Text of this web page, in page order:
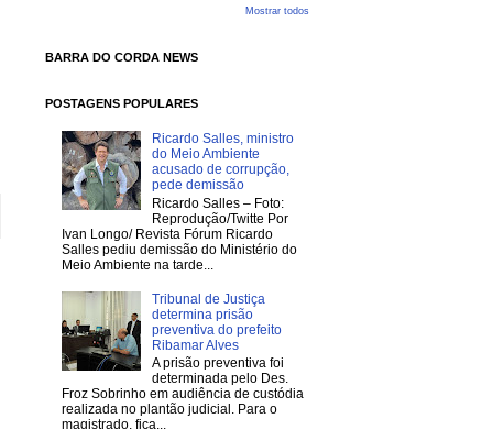
Mostrar todos
BARRA DO CORDA NEWS
POSTAGENS POPULARES
Ricardo Salles, ministro
do Meio Ambiente
acusado de corrupção,
pede demissão
Ricardo Salles – Foto:
Reprodução/Twitte Por
Ivan Longo/ Revista Fórum Ricardo
Salles pediu demissão do Ministério do
Meio Ambiente na tarde...
Tribunal de Justiça
determina prisão
preventiva do prefeito
Ribamar Alves
A prisão preventiva foi
determinada pelo Des.
Froz Sobrinho em audiência de custódia
realizada no plantão judicial. Para o
magistrado, fica...